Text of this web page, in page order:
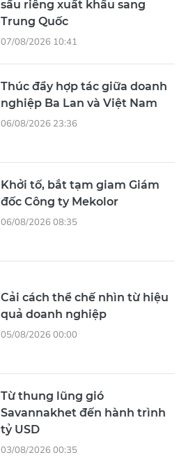
sầu riêng xuất khẩu sang
Trung Quốc
07/08/2026 10:41
Thúc đẩy hợp tác giữa doanh
nghiệp Ba Lan và Việt Nam
06/08/2026 23:36
Khởi tố, bắt tạm giam Giám
đốc Công ty Mekolor
06/08/2026 08:35
Cải cách thể chế nhìn từ hiệu
quả doanh nghiệp
05/08/2026 00:00
Từ thung lũng gió
Savannakhet đến hành trình
tỷ USD
03/08/2026 00:35